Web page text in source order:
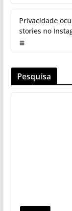
Privacidade
stories no
Pesquisa